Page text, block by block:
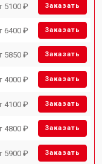
5100 ₽ Заказать
6400 ₽ Заказать
5850 ₽ Заказать
4000 ₽ Заказать
4100 ₽ Заказать
4800 ₽ Заказать
5900 ₽ Заказать